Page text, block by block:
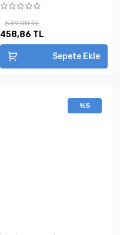
539,00 TL
458,86 TL
Sepete Ekle
%5